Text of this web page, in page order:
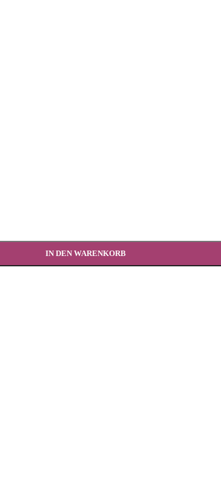
IN DEN WARENKORB